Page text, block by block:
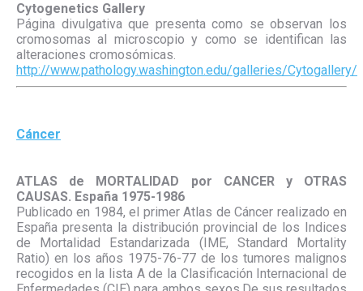
Cytogenetics Gallery
Página divulgativa que presenta como se observan los
cromosomas al microscopio y como se identifican las
alteraciones cromosómicas.
http://www.pathology.washington.edu/galleries/Cytogallery/
Cáncer
ATLAS de MORTALIDAD por CANCER y OTRAS
CAUSAS. España 1975-1986
Publicado en 1984, el primer Atlas de Cáncer realizado en
España presenta la distribución provincial de los Indices
de Mortalidad Estandarizada (IME, Standard Mortality
Ratio) en los años 1975-76-77 de los tumores malignos
recogidos en la lista A de la Clasificación Internacional de